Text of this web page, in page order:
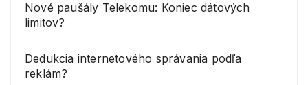
Nové paušály Telekomu: Koniec dátových
limitov?
Dedukcia internetového správania podľa
reklám?